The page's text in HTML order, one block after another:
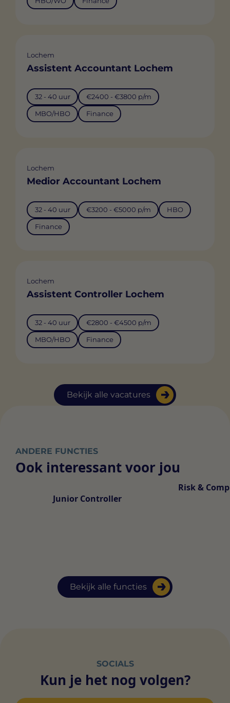
Bekijk alle vacatures
Lochem
Assistent Accountant Lochem
32 - 40 uur €2400 - €3800 p/m
MBO/HBO Finance
Lochem
Medior Accountant Lochem
32 - 40 uur €3200 - €5000 p/m HBO
Finance
Lochem
Assistent Controller Lochem
32 - 40 uur €2800 - €4500 p/m
MBO/HBO Finance
ANDERE FUNCTIES
Ook interessant voor jou
Bekijk alle functies
Junior Controller
Risk &
SOCIALS
Kun je het nog volgen?